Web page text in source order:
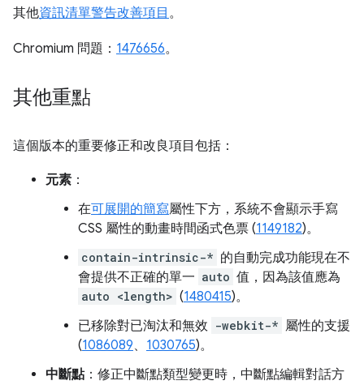
其他資訊清單警告改善項目 。
Chromium 問題： 1476656。
其他重點
這個版本的重要修正和改良項目包括：
元素 ：
在可展開的簡寫屬性下方，系統不會顯示手寫
CSS 屬性的動畫時間函式色票 (1149182)。
contain-intrinsic-* 的自動完成功能現在不
會提供不正確的單一 auto 值，因為該值應為
auto <length> (1480415)。
已移除對已淘汰和無效 -webkit-* 屬性的支援
(1086089、 1030765)。
中斷點：修正中斷點類型變更時，中斷點編輯對話方